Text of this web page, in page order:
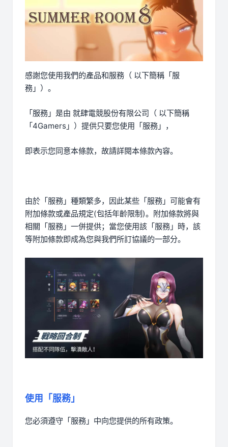
感謝您使用我們的產品和服務（ 以下簡稱「服
務」）。
「服務」是由 就肆電競股份有限公司（ 以下簡稱
「4Gamers」）提供只要您使用「服務」，
即表示您同意本條款，故請詳閱本條款內容。
由於「服務」種類繁多，因此某些「服務」可能會有
附加條款或產品規定(包括年齡限制)。附加條款將與
相關「服務」一併提供；當您使用該「服務」時，該
等附加條款即成為您與我們所訂協議的一部分。
使用「服務」
您必須遵守「服務」中向您提供的所有政策。